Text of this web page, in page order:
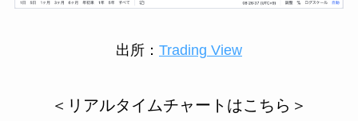
出所： Trading View
＜リアルタイムチャートはこちら＞